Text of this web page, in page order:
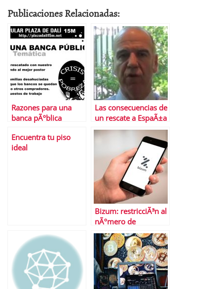
Publicaciones Relacionadas:
Razones para una
banca pÃºblica
Las consecuencias de
un rescate a EspaÃ±a
Encuentra tu piso
ideal
Bizum: restricciÃ³n al
nÃºmero de
operaciones